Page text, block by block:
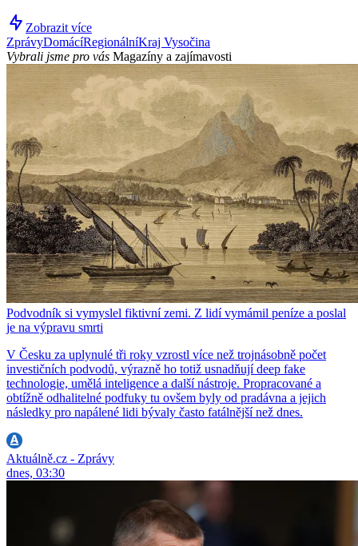
Zobrazit více
ZprávyDomácíRegionálníKraj Vysočina
Vybrali jsme pro vás Magazíny a zajímavosti
Podvodník si vymyslel fiktivní zemi. Z lidí vymámil peníze a poslal
je na výpravu smrti
V Česku za uplynulé tři roky vzrostl více než trojnásobně počet
investičních podvodů, výrazně ho totiž usnadňují deep fake
technologie, umělá inteligence a další nástroje. Propracované a
obtížně odhalitelné podfuky tu ovšem byly od pradávna a jejich
následky pro napálené lidi bývaly často fatálnější než dnes.
Aktuálně.cz - Zprávy
dnes, 03:30